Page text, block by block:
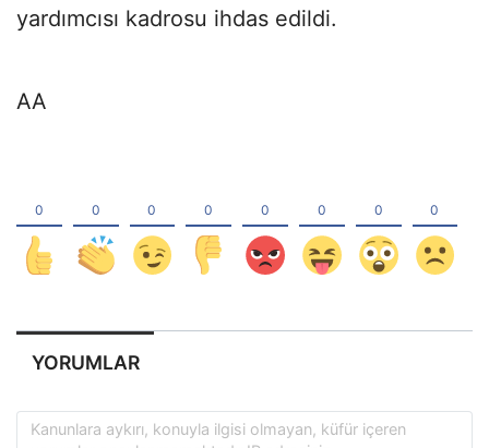
yardımcısı kadrosu ihdas edildi.
AA
YORUMLAR